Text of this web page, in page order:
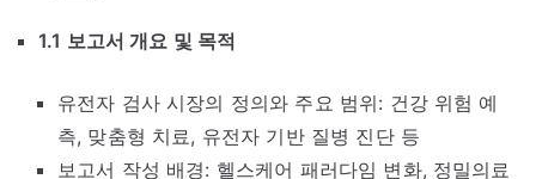
1.1 보고서 개요 및 목적
유전자 검사 시장의 정의와 주요 범위: 건강 위험 예
측, 맞춤형 치료, 유전자 기반 질병 진단 등
보고서 작성 배경: 헬스케어 패러다임 변화, 정밀의료